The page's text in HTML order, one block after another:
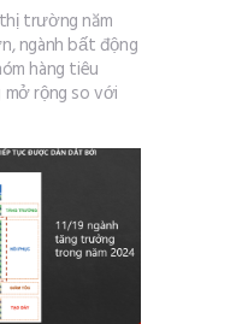
trường năm
ngành bất động
hàng tiêu
rộng so với